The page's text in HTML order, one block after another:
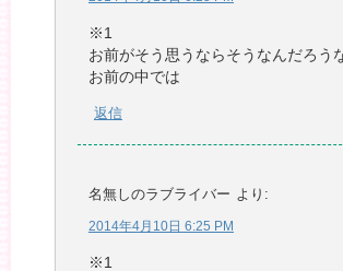
※1
お前がそう思うならそうなんだろう
お前の中では
返信
名無しのラブライバー より:
2014年4月10日 6:25 PM
※1